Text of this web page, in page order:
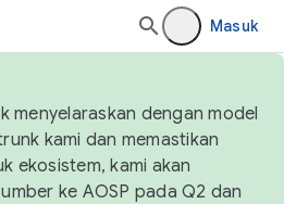
Masuk
menyelaraskan dengan model
kami dan memastikan
ekosistem, kami akan
ke AOSP pada Q2 dan